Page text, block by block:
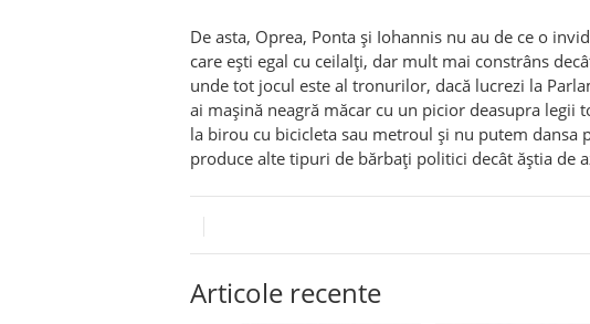
De asta, Oprea, Ponta și Iohannis nu au de ce o
care ești egal cu ceilalți, dar mult mai constrâns
unde tot jocul este al tronurilor, dacă lucrezi la
ai mașină neagră măcar cu un picior deasupra legii
la birou cu bicicleta sau metroul și nu putem dansa
produce alte tipuri de bărbați politici decât ăștia de
Articole recente